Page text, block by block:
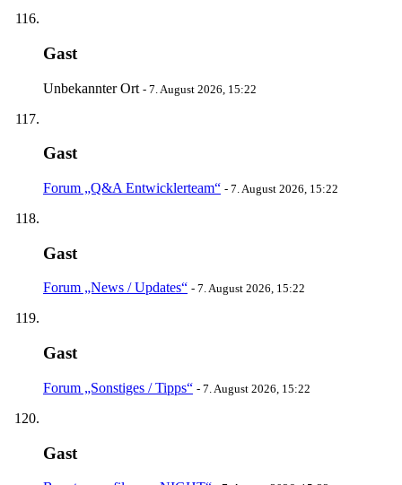
Gast
Unbekannter Ort - 7. August 2026, 15:22
Gast
Forum „Q&A Entwicklerteam“ - 7. August 2026, 15:22
Gast
Forum „News / Updates“ - 7. August 2026, 15:22
Gast
Forum „Sonstiges / Tipps“ - 7. August 2026, 15:22
Gast